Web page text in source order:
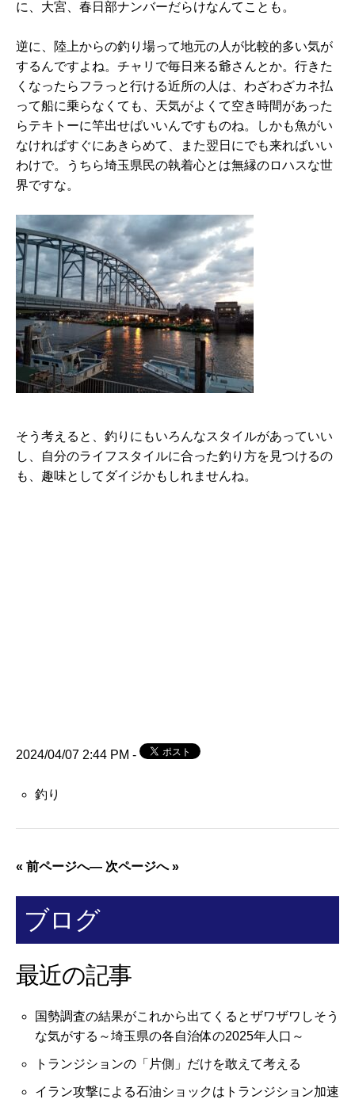
に、大宮、春日部ナンバーだらけなんてことも。
逆に、陸上からの釣り場って地元の人が比較的多い気が
するんですよね。チャリで毎日来る爺さんとか。行きた
くなったらフラっと行ける近所の人は、わざわざカネ払
って船に乗らなくても、天気がよくて空き時間があった
らテキトーに竿出せばいいんですものね。しかも魚がい
なければすぐにあきらめて、また翌日にでも来ればいい
わけで。うちら埼玉県民の執着心とは無縁のロハスな世
界ですな。
そう考えると、釣りにもいろんなスタイルがあっていい
し、自分のライフスタイルに合った釣り方を見つけるの
も、趣味としてダイジかもしれませんね。
2024/04/07 2:44 PM -
釣り
« 前ページへ— 次ページへ »
ブログ
最近の記事
国勢調査の結果がこれから出てくるとザワザワしそう
な気がする～埼玉県の各自治体の2025年人口～
トランジションの「片側」だけを敢えて考える
イラン攻撃による石油ショックはトランジション加速